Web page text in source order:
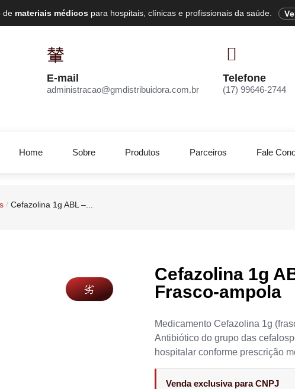
de materiais médicospara hospitais, clínicas e profissionais da saúde.
E-mail
administracao@gmdistribuidora.com.br
Telefone
(17) 99646-2744
Home Sobre Produtos Parceiros Fale
/ Cefazolina 1g ABL –...
Cefazolina 1g
Frasco-ampola
Medicamento Cefazolina 1g
Antibiótico do grupo das
hospitalar conforme prescrição
Venda exclusiva para CNPJ